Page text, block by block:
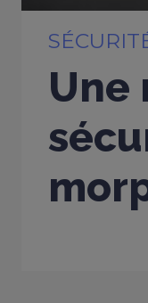
Une